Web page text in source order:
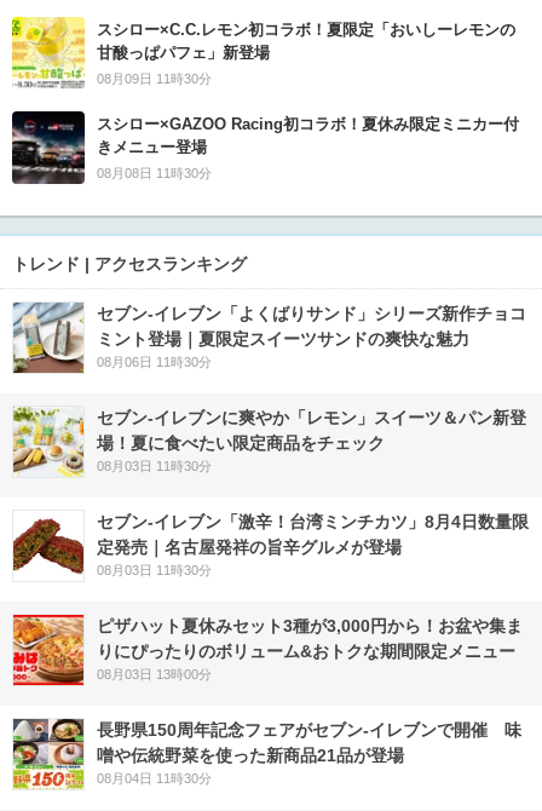
スシロー×C.C.レモン初コラボ！夏限定「おいしーレモンの
甘酸っぱパフェ」新登場
08月09日 11時30分
スシロー×GAZOO Racing初コラボ！夏休み限定ミニカー付
きメニュー登場
08月08日 11時30分
トレンド | アクセスランキング
セブン‐イレブン「よくばりサンド」シリーズ新作チョコ
ミント登場｜夏限定スイーツサンドの爽快な魅力
08月06日 11時30分
セブン‐イレブンに爽やか「レモン」スイーツ＆パン新登
場！夏に食べたい限定商品をチェック
08月03日 11時30分
セブン-イレブン「激辛！台湾ミンチカツ」8月4日数量限
定発売｜名古屋発祥の旨辛グルメが登場
08月03日 11時30分
ピザハット夏休みセット3種が3,000円から！お盆や集ま
りにぴったりのボリューム&おトクな期間限定メニュー
08月03日 13時00分
長野県150周年記念フェアがセブン-イレブンで開催 味
噌や伝統野菜を使った新商品21品が登場
08月04日 11時30分